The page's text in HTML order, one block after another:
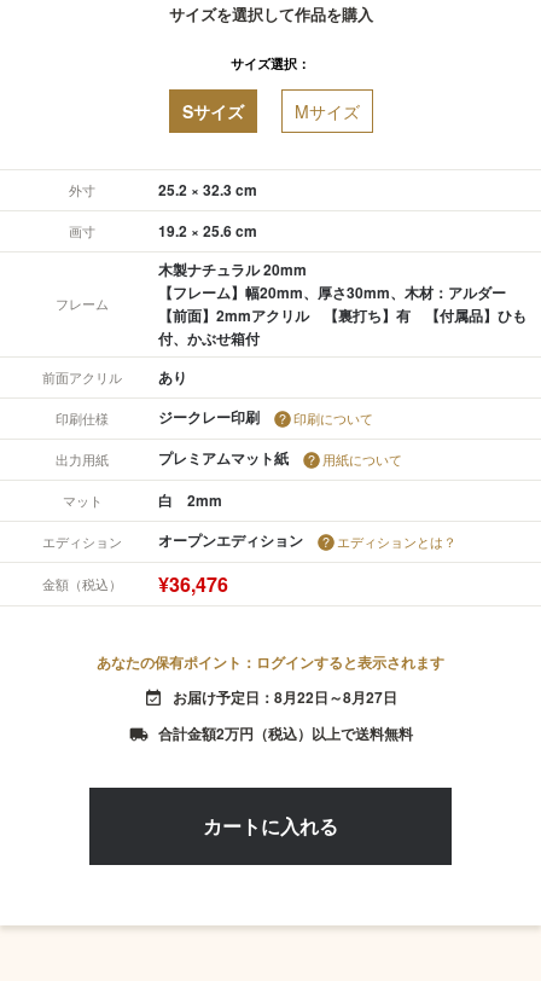
サイズを選択して作品を購入
サイズ選択：
Sサイズ Mサイズ
外寸 25.2 × 32.3 cm
画寸 19.2 × 25.6 cm
フレーム
木製ナチュラル 20mm
【フレーム】幅20mm、厚さ30mm、木材：アルダー
【前面】2mmアクリル 【裏打ち】有 【付属品】ひも
付、かぶせ箱付
前面アクリル あり
印刷仕様 ジークレー印刷 印刷について
出力用紙 プレミアムマット紙 用紙について
マット 白 2mm
エディション オープンエディション エディションとは？
金額（税込） ¥36,476
あなたの保有ポイント：ログインすると表示されます
event_available お届け予定日：8月22日～8月27日
local_shipping 合計金額2万円（税込）以上で送料無料